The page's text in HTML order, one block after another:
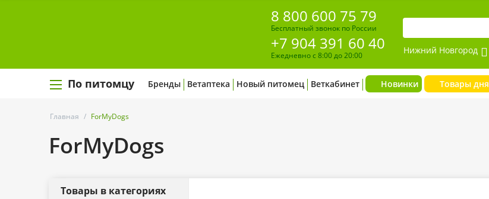
8 800 600 75 79
Бесплатный звонок по России
+7 904 391 60 40
Ежедневно с 8:00 до 20:00 Нижний Новгород
По питомцу Бренды Ветаптека Новый питомец Веткабинет Новинки Товары дня
Главная / ForMyDogs
ForMyDogs
Товары в категориях